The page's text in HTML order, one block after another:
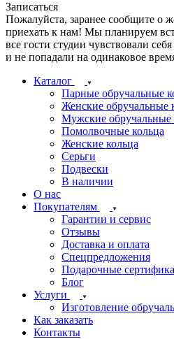
Записаться
Пожалуйста, заранее сообщите о
приехать к нам! Мы планируем
все гости студии чувствовали
и не попадали на одинаковое
Каталог
Парные обручальные
Женские обручальные
Мужские обручальные
Помолвочные кольца
Женские кольца
Серьги
Подвески
В наличии
О нас
Покупателям
Гарантии и сервис
Отзывы
Доставка и оплата
Спецпредложения
Подарочные
Блог
Услуги
Изготовление
Как заказать
Контакты